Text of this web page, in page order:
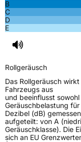
B
C
D
E
Rollgeräusch
Das Rollgeräusch
Fahrzeugs aus
und beeinflusst
Geräuschbelastung
Dezibel (dB)
aufgeteilt: von A
Geräuschklasse). Die
sich an EU